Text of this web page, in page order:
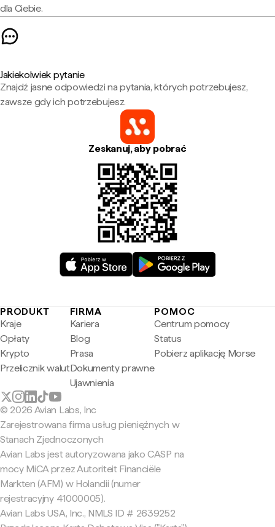
dla Ciebie.
Jakiekolwiek pytanie
Znajdź jasne odpowiedzi na pytania, których potrzebujesz,
zawsze gdy ich potrzebujesz.
Zeskanuj, aby pobrać
PRODUKT
Kraje
Opłaty
Krypto
Przelicznik walut
FIRMA
Kariera
Blog
Prasa
Dokumenty prawne
Ujawnienia
POMOC
Centrum pomocy
Status
Pobierz aplikację Morse
© 2026 Avian Labs, Inc
Zarejestrowana firma usług pieniężnych w
Stanach Zjednoczonych
Avian Labs jest autoryzowana jako CASP na
mocy MiCA przez Autoriteit Financiële
Markten (AFM) w Holandii (numer
rejestracyjny 41000005).
Avian Labs USA, Inc., NMLS ID # 2639252